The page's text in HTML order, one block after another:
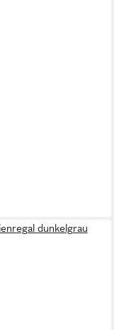
dunkelgrau